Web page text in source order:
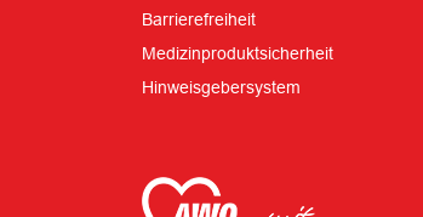
Barrierefreiheit
Medizinproduktsicherheit
Hinweisgebersystem